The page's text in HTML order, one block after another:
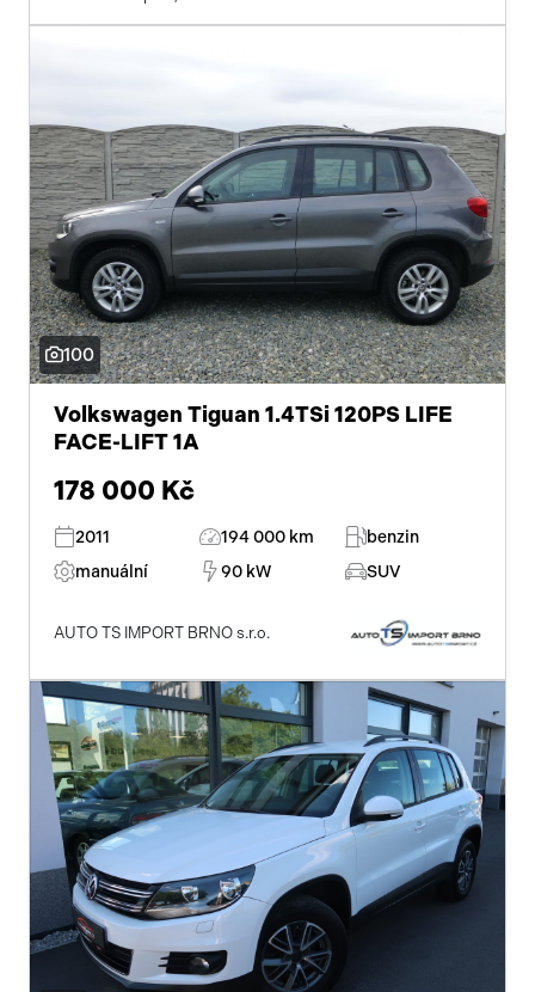
100
Volkswagen Tiguan 1.4TSi 120PS LIFE
FACE-LIFT 1A
178 000 Kč
2011 194 000 km
benzin
manuální
90 kW SUV
AUTO TS IMPORT BRNO s.r.o.